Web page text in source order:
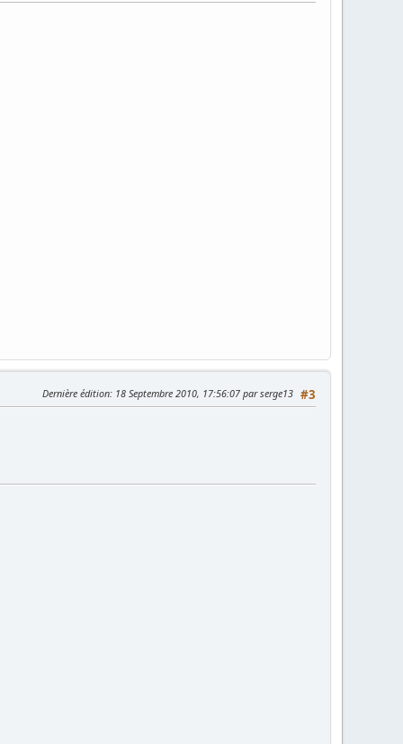
#3
Dernière édition: 18 Septembre 2010, 17:56:07 par serge13